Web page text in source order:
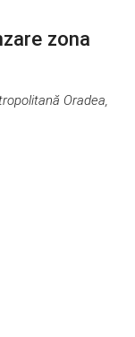
zona
Oradea,